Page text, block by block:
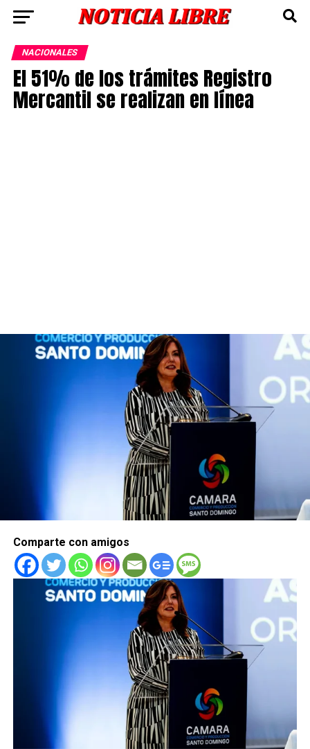
NACIONALES
El 51% de los trámites Registro
Mercantil se realizan en línea
Comparte con amigos